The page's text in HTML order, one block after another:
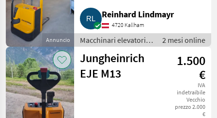
Annuncio
Reinhard Lindmayr
4720 Kallham
Macchinari elevatori e
per magazzino /
Carrello elevatore
2 mesi online
Jungheinrich
EJE M13
1.500
€
IVA
indetraibile
Vecchio
prezzo 2.000
€